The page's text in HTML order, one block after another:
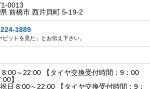
0013
前橋市 西片貝町 5-19-2
1889
ットを見た」とお伝え下さい。
8:00～22:00 【タイヤ交換受付時間：9：00
】
日 8:00～22:00 【タイヤ交換受付時間：9：